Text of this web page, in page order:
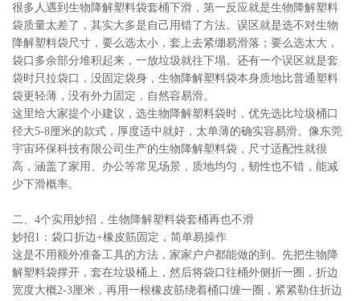
很多人遇到生物降解塑料袋套桶下滑，第一反应就是生物降解塑料
袋质量太差了，其实大多是自己用错了方法。误区就是选不对生物
降解塑料袋尺寸，要么选太小，套上去紧绷易滑落；要么选太大，
袋口多余部分堆积起来，一放垃圾就往下塌。还有一个误区就是套
袋时只拉袋口，没固定袋身，生物降解塑料袋本身质地比普通塑料
袋更轻薄，没有外力固定，自然容易滑。
这里给大家提个小建议，选生物降解塑料袋时，优先选比垃圾桶口
径大5-8厘米的款式，厚度适中就好，太单薄的确实容易滑。像东莞
宇宙环保科技有限公司生产的生物降解塑料袋，尺寸适配性就很
高，涵盖了家用、办公等常见场景，质地均匀，韧性也不错，能减
少下滑概率。
二、4个实用妙招，生物降解塑料袋套桶再也不滑
妙招1：袋口折边+橡皮筋固定，简单易操作
这是不用额外准备工具的方法，家家户户都能做的到。先把生物降
解塑料袋撑开，套在垃圾桶上，然后将袋口往桶外侧折一圈，折边
宽度大概2-3厘米，再用一根橡皮筋绕着桶口缠一圈，紧紧勒住折边